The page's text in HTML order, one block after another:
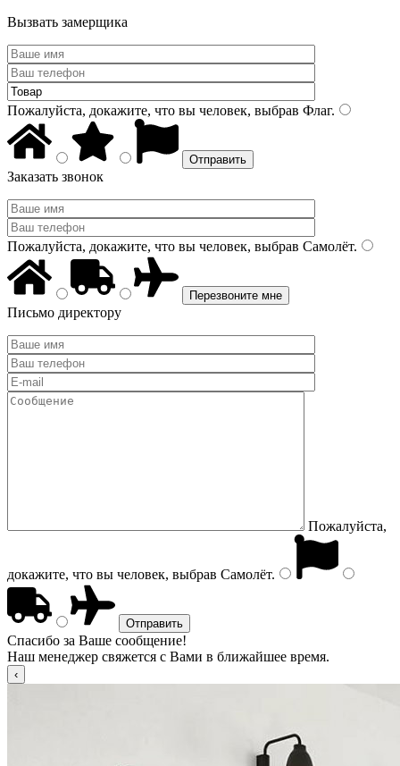
Вызвать замерщика
Пожалуйста, докажите, что вы человек, выбрав Флаг.
Заказать звонок
Пожалуйста, докажите, что вы человек, выбрав Самолёт.
Письмо директору
Пожалуйста,
докажите, что вы человек, выбрав Самолёт.
Спасибо за Ваше сообщение!
Наш менеджер свяжется с Вами в ближайшее время.